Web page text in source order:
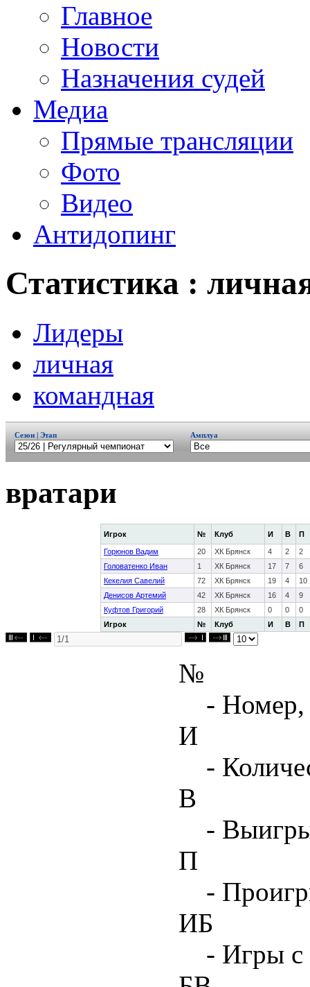
Главное
Новости
Назначения судей
Медиа
Прямые трансляции
Фото
Видео
Антидопинг
Статистика :
Лидеры
личная
командная
Сезон | Этап Амплуа
вратари
Игрок № Клуб И В П
Игрок № Клуб И В П
Горюнов Вадим 20 ХК Брянск 4 2
2
Головатенко Иван
1 ХК Брянск 17 7
6
Кекелия Савелий
72 ХК Брянск 19 4
10
Денисов Артемий
42 ХК Брянск 16 4
9
Куфтов Григорий
28 ХК Брянск 0 0 0
№
- Номер,
И
-
В
-
П
-
ИБ
- Игры с